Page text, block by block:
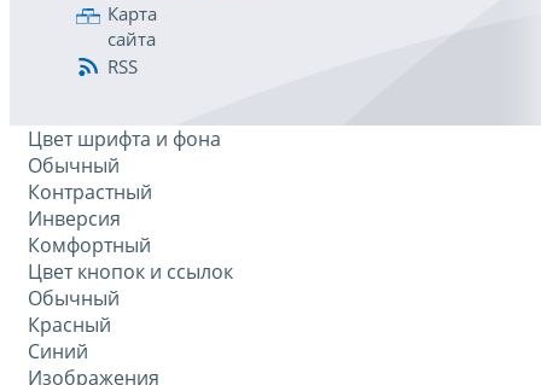
Карта
сайта
RSS
Цвет шрифта и фона
Обычный
Контрастный
Инверсия
Комфортный
Цвет кнопок и ссылок
Обычный
Красный
Синий
Изображения